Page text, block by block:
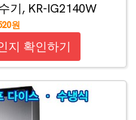
기, KR-IG2140W
원
지 확인하기